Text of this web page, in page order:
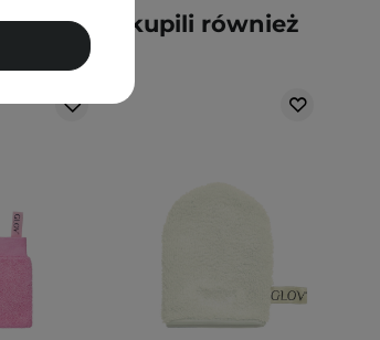
produkt, kupili również